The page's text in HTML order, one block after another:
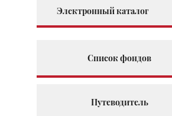
Электронный каталог
Список фондов
Путеводитель